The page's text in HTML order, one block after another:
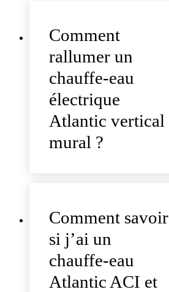
Comment
rallumer un
chauffe-eau
électrique
Atlantic vertical
mural ?
Comment savoir
si j’ai un
chauffe-eau
Atlantic ACI et